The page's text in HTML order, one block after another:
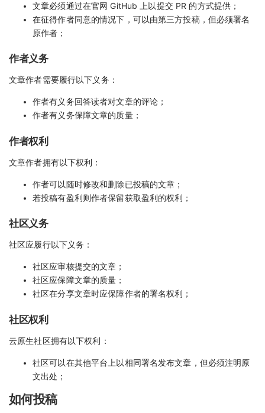
文章必须通过在官网 GitHub 上以提交 PR 的方式提供；
在征得作者同意的情况下，可以由第三方投稿，但必须署名
原作者；
作者义务
文章作者需要履行以下义务：
作者有义务回答读者对文章的评论；
作者有义务保障文章的质量；
作者权利
文章作者拥有以下权利：
作者可以随时修改和删除已投稿的文章；
若投稿有盈利则作者保留获取盈利的权利；
社区义务
社区应履行以下义务：
社区应审核提交的文章；
社区应保障文章的质量；
社区在分享文章时应保障作者的署名权利；
社区权利
云原生社区拥有以下权利：
社区可以在其他平台上以相同署名发布文章，但必须注明原
文出处；
如何投稿